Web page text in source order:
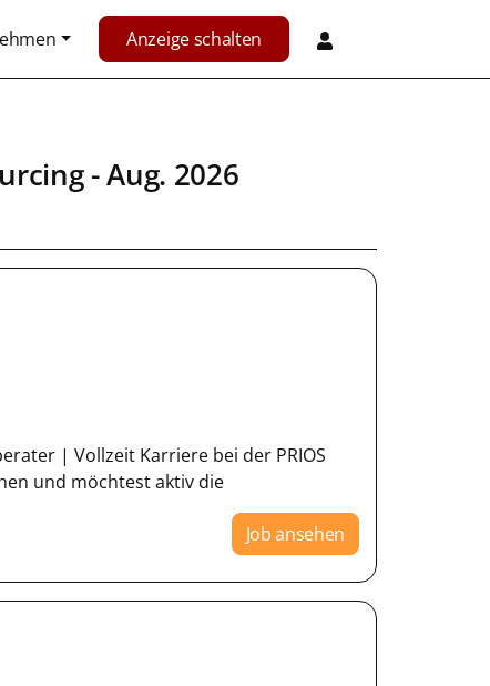
Anzeige schalten
- Aug. 2026
| Vollzeit Karriere bei der PRIOS
und möchtest aktiv die
Job ansehen